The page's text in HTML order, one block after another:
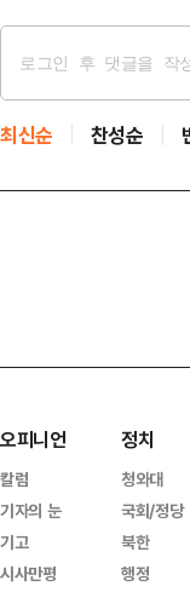
최신순 찬성순
오피니언
칼럼
기자의 눈
기고
시사만평
정치
청와대
국회/정당
북한
행정